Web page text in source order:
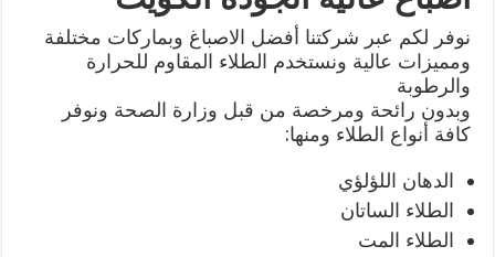
نوفر لكم عبر شركتنا أفضل الاصباغ وبماركات مختلفة
ومميزات عالية ونستخدم الطلاء المقاوم للحرارة
والرطوبة
وبدون رائحة ومرخصة من قبل وزارة الصحة ونوفر
كافة أنواع الطلاء ومنها:
الدهان اللؤلؤي
الطلاء الساتان
الطلاء المت